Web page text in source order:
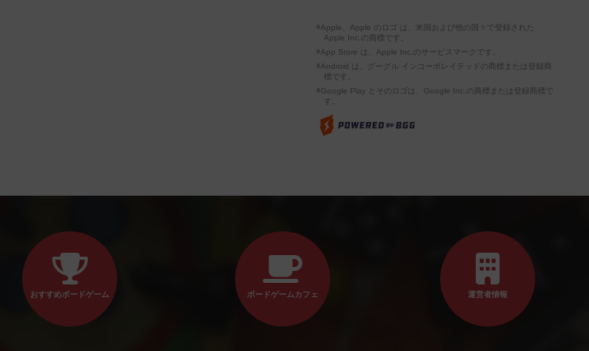
※Apple、Apple のロゴ は、米国および他の国々で登録された
Apple Inc.の商標です。
※App Store は、Apple Inc.のサービスマークです。
※Android は、グーグル インコーポレイテッドの商標または登録商
標です。
※Google Play とそのロゴは、Google Inc.の商標または登録商標で
す。
おすすめボードゲーム ボードゲームカフェ 運営者情報